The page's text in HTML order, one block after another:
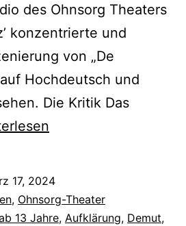
des Ohnsorg Theaters
konzentrierte und
von „De
Hochdeutsch und
Die Kritik Das
17, 2024
, Ohnsorg-Theater
13 Jahre, Aufklärung, Demut,